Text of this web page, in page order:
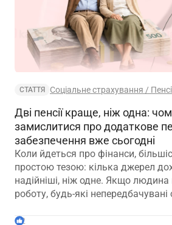
СТАТТЯ Соціальне страхування /
Дві пенсії краще, ніж одна:
замислитися про додаткове
забезпечення вже сьогодні
Коли йдеться про фінанси,
простою тезою: кілька джерел
надійніші, ніж одне. Якщо
роботу, будь-які
окремій галузі – можуть миттєво
2